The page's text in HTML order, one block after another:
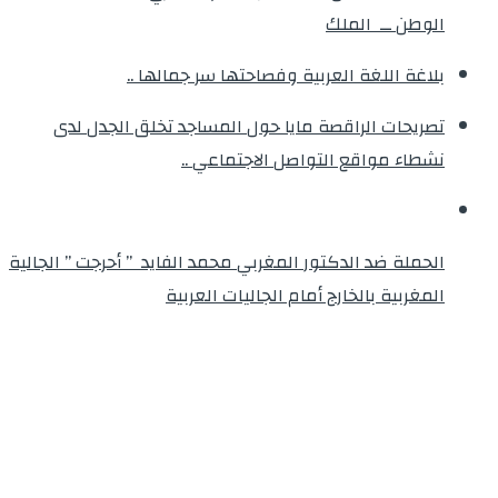
الوطن ــ الملك
بلاغة اللغة العربية وفصاحتها سر جمالها ..
تصريحات الراقصة مايا حول المساجد تخلق الجدل لدى
نشطاء مواقع التواصل الاجتماعي ..
الحملة ضد الدكتور المغربي محمد الفايد ” أحرجت ” الجالية
المغربية بالخارج أمام الجاليات العربية